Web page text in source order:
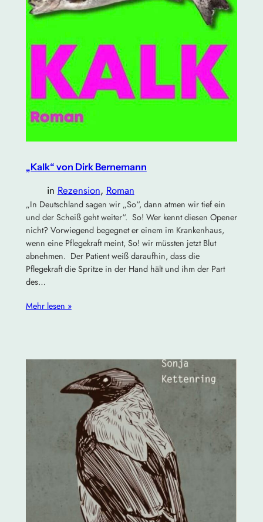
„Kalk“ von Dirk Bernemann
in Rezension, Roman
„In Deutschland sagen wir „So“, dann atmen wir tief ein
und der Scheiß geht weiter“. So! Wer kennt diesen Opener
nicht? Vorwiegend begegnet er einem im Krankenhaus,
wenn eine Pflegekraft meint, So! wir müssten jetzt Blut
abnehmen. Der Patient weiß daraufhin, dass die
Pflegekraft die Spritze in der Hand hält und ihm der Part
des…
Mehr lesen »